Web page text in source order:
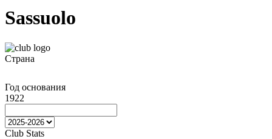
Sassuolo
Страна
Год основания
1922
Club Stats